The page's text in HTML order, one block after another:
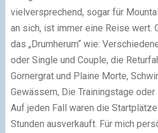
vielversprechend, sogar für
an sich, ist immer eine Reise wert.
das „Drumherum“ wie:
oder Single und Couple, die
Gornergrat und Plaine Morte,
Gewässern, Die Trainingstage oder
Auf jeden Fall waren die
Stunden ausverkauft. Für mich